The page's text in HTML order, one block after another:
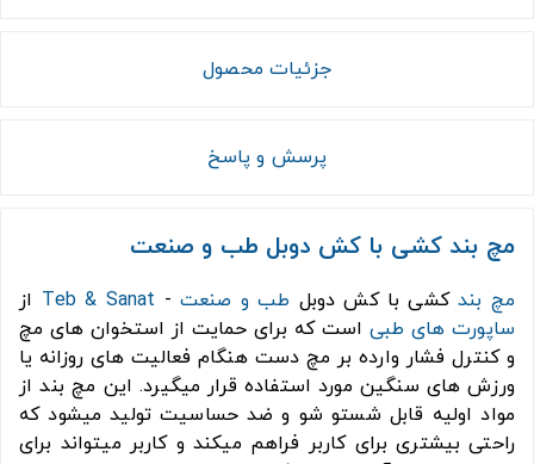
جزئیات محصول
پرسش و پاسخ
مچ بند کشی با کش دوبل طب و صنعت
مچ بندکشی با کش دوبل طب و صنعت -
Teb & Sanat از
ساپورت های طبی است که برای حمایت از استخوان های مچ
و کنترل فشار وارده بر مچ دست هنگام فعالیت های روزانه یا
ورزش های سنگین مورد استفاده قرار میگیرد. این مچ بند از
مواد اولیه قابل شستو شو و ضد حساسیت تولید میشود که
راحتی بیشتری برای کاربر فراهم میکند و کاربر میتواند برای